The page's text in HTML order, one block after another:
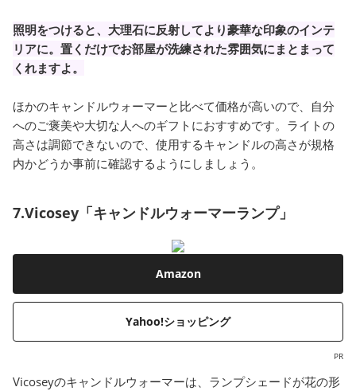
照明をつけると、大理石に反射してより豪華な印象のインテ
リアに。置くだけでお部屋が洗練された雰囲気にまとまって
くれますよ。
ほかのキャンドルウォーマーと比べて価格が高いので、自分
へのご褒美や大切な人へのギフトにおすすめです。ライトの
高さは調節できないので、使用するキャンドルの高さが規格
内かどうか事前に確認するようにしましょう。
7.Vicosey「キャンドルウォーマーランプ」
Amazon
Yahoo!ショッピング
PR
Vicoseyのキャンドルウォーマーは、ランプシェードが花の形